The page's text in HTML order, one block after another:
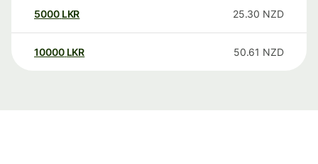
5000 LKR 25.30 NZD
10000 LKR 50.61 NZD